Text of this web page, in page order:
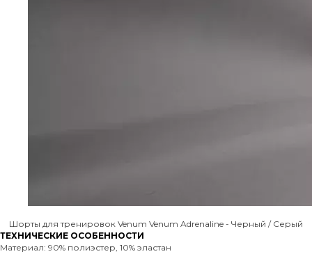
Шорты для тренировок Venum Venum Adrenaline - Черный / Серый
ТЕХНИЧЕСКИЕ ОСОБЕННОСТИ
Материал: 90% полиэстер, 10% эластан